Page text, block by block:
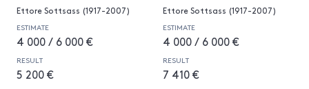
Ettore Sottsass (1917-2007)
ESTIMATE
4 000 / 6 000 €
RESULT
5 200 €
Ettore Sottsass (1917-2007)
ESTIMATE
4 000 / 6 000 €
RESULT
7 410 €